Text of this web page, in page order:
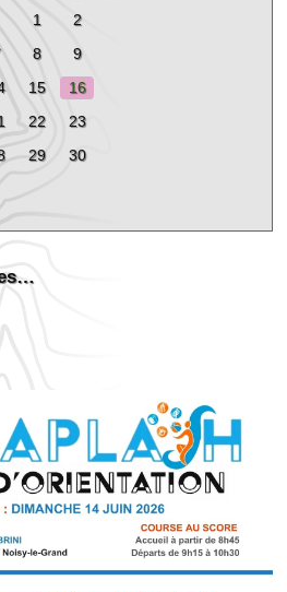
1
2
8
9
15
16
22
23
29
30